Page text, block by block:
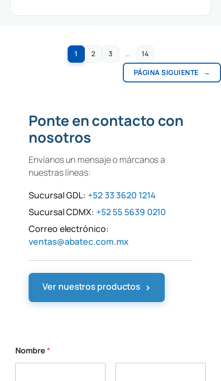
1 2 3 …
14
PÁGINA SIGUIENTE
→
Ponte en contacto con
nosotros
Envíanos un mensaje o márcanos a
nuestras líneas:
Sucursal GDL: +52 33 3620 1214
Sucursal CDMX: +52 55 5639 0210
Correo electrónico:
ventas@abatec.com.mx
Ver nuestros productos ›
Nombre*